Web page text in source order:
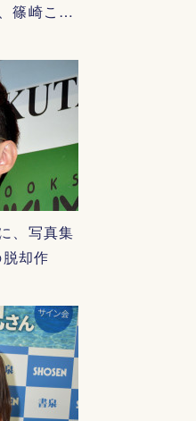
篠崎こ…
、写真集
却作